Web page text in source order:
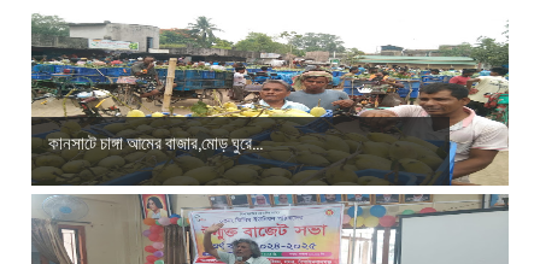
কানসাটে চাঙ্গা আমের বাজার,মোড় ঘুরে...